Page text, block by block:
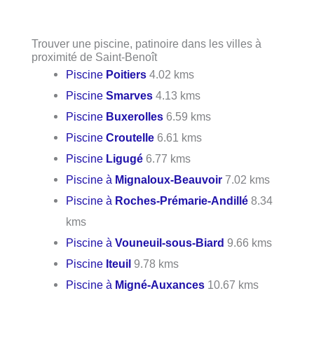
Trouver une piscine, patinoire dans les villes à
proximité de Saint-Benoît
Piscine Poitiers 4.02 kms
PiscineSmarves 4.13 kms
Piscine Buxerolles 6.59 kms
PiscineCroutelle 6.61 kms
Piscine Ligugé 6.77 kms
Piscine à Mignaloux-Beauvoir 7.02 kms
Piscine à Roches-Prémarie-Andillé 8.34
kms
Piscine àVouneuil-sous-Biard 9.66 kms
Piscine Iteuil 9.78 kms
Piscine à Migné-Auxances 10.67 kms